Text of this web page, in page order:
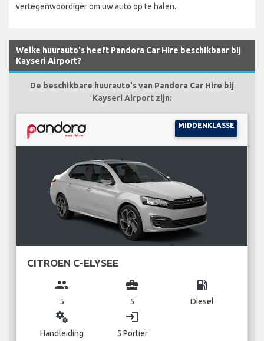
vertegenwoordiger om uw auto op te halen.
Welke huurauto's heeft Pandora Car Hire beschikbaar bij
Kayseri Airport?
De beschikbare huurauto's van Pandora Car Hire bij
Kayseri Airport zijn:
MIDDENKLASSE
CITROEN C-ELYSEE
group
5
business_center
5
local_gas_station
Diesel
miscellaneous_services
Handleiding
login
5 Portier